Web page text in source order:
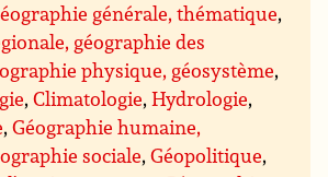
générale, thématique,
géographie des
physique, géosystème,
,Climatologie,Hydrologie,
,Géographie humaine,
sociale,Géopolitique,